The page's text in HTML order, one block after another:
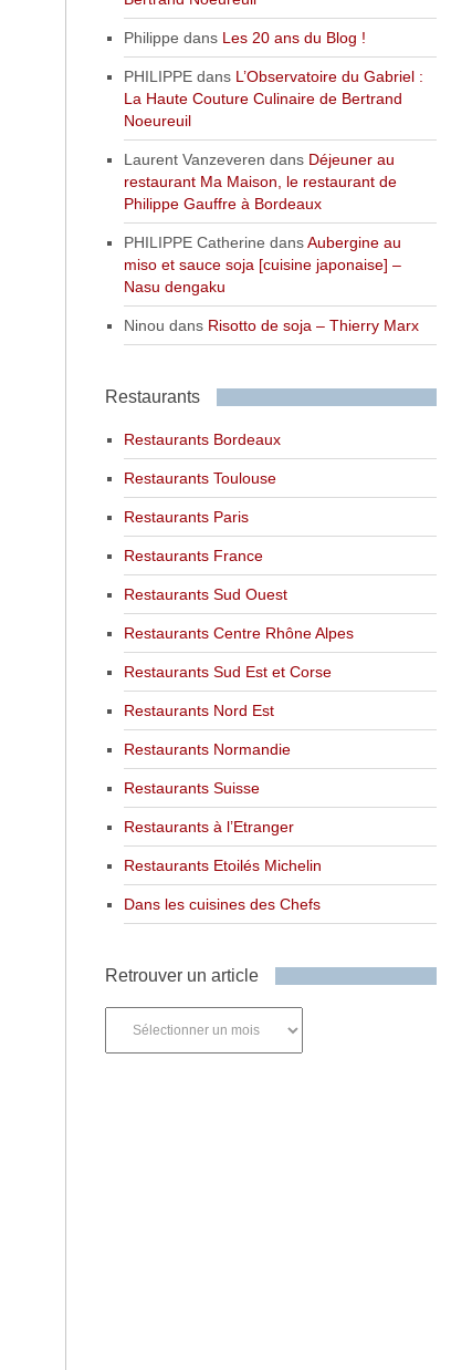
Philippe dans Les 20 ans du Blog !
PHILIPPEdans L’Observatoire du Gabriel :
La Haute Couture Culinaire de Bertrand
Noeureuil
Laurent Vanzeveren dans Déjeuner au
restaurant Ma Maison, le restaurant de
Philippe Gauffre à Bordeaux
PHILIPPE Catherine dansAubergine au
miso et sauce soja [cuisine japonaise] –
Nasu dengaku
Ninou dans Risotto de soja – Thierry Marx
Restaurants
Restaurants Bordeaux
Restaurants Toulouse
Restaurants Paris
Restaurants France
Restaurants Sud Ouest
Restaurants Centre Rhône Alpes
Restaurants Sud Est et Corse
Restaurants Nord Est
Restaurants Normandie
Restaurants Suisse
Restaurants à l’Etranger
Restaurants Etoilés Michelin
Dans les cuisines des Chefs
Retrouver un article